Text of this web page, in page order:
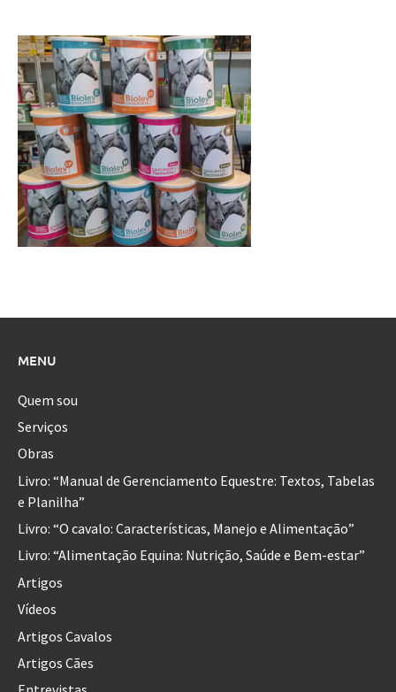
MENU
Quem sou
Serviços
Obras
Livro: “Manual de Gerenciamento Equestre: Textos, Tabelas
e Planilha”
Livro: “O cavalo: Características, Manejo e Alimentação”
Livro: “Alimentação Equina: Nutrição, Saúde e Bem-estar”
Artigos
Vídeos
Artigos Cavalos
Artigos Cães